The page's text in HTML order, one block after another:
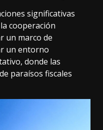
significativas
cooperación
un marco de
un entorno
donde las
paraísos fiscales